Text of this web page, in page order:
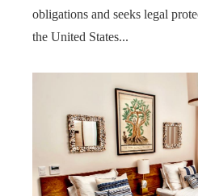
obligations and seeks legal
the United States...